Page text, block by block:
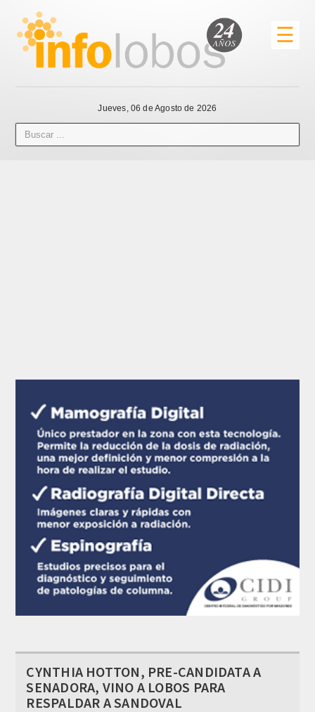
☰
Jueves, 06 de Agosto de 2026
CYNTHIA HOTTON, PRE-CANDIDATA A
SENADORA, VINO A LOBOS PARA
RESPALDAR A SANDOVAL